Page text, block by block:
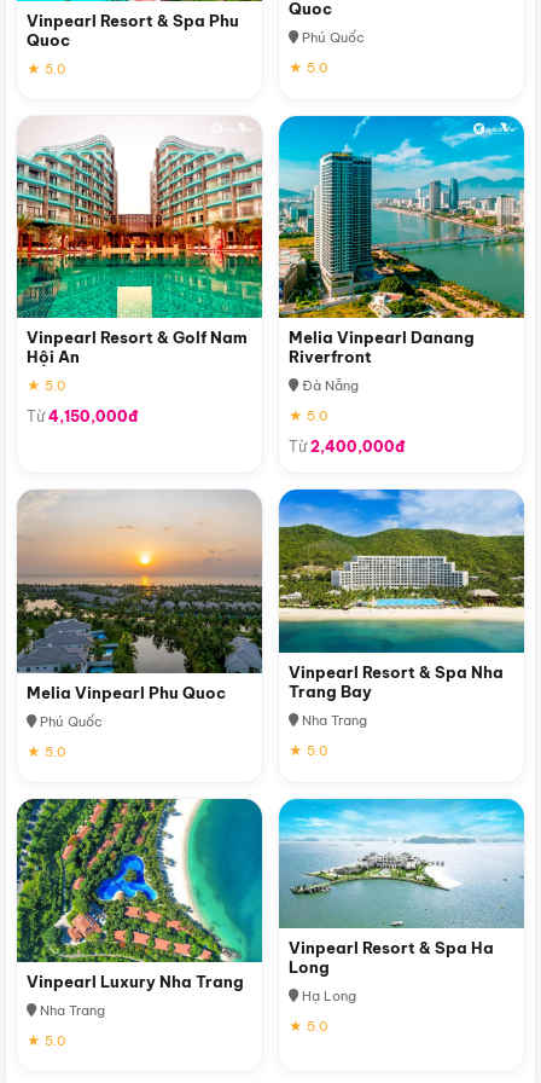
Vinpearl Resort & Spa Phu
Quoc
★ 5.0
Quoc
Phú Quốc
★ 5.0
Vinpearl Resort & Golf Nam
Hội An
★ 5.0
Từ4,150,000đ
Melia Vinpearl Danang
Riverfront
Đà Nẵng
★ 5.0
Từ2,400,000đ
Melia Vinpearl Phu Quoc
Phú Quốc
★ 5.0
Vinpearl Resort & Spa Nha
Trang Bay
Nha Trang
★ 5.0
Vinpearl Luxury Nha Trang
Nha Trang
★ 5.0
Vinpearl Resort & Spa Ha
Long
Hạ Long
★ 5.0